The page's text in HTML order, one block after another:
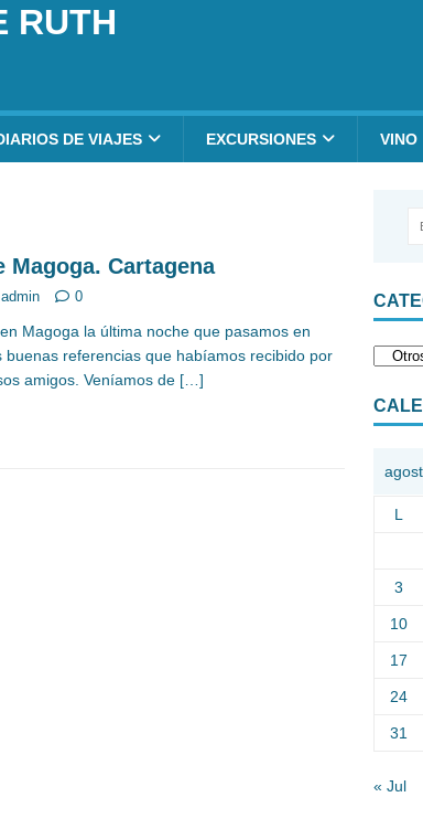
RUTH
DE VIAJES EXCURSIONES VINO
Magoga. Cartagena
admin 0
Magoga la última noche que pasamos en
buenas referencias que habíamos recibido por
amigos. Veníamos de […]
L
3
10
17
24
31
« Jul